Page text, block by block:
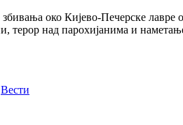
око Кијево-Печерске лавре
над парохијанима и
Вести